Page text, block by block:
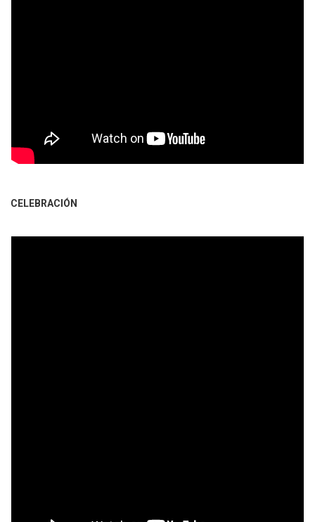
CELEBRACIÓN